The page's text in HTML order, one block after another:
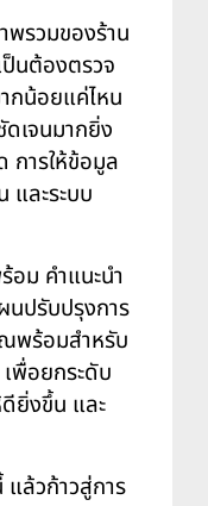
รวมของร้าน
นต้องตรวจ
น้อยแค่ไหน
เจนมากยิ่ง
การให้ข้อมูล
และระบบ
ม คำแนะนำ
นปรับปรุงการ
พร้อมสำหรับ
พื่อยกระดับ
ยิ่งขึ้น และ
ล้วก้าวสู่การ